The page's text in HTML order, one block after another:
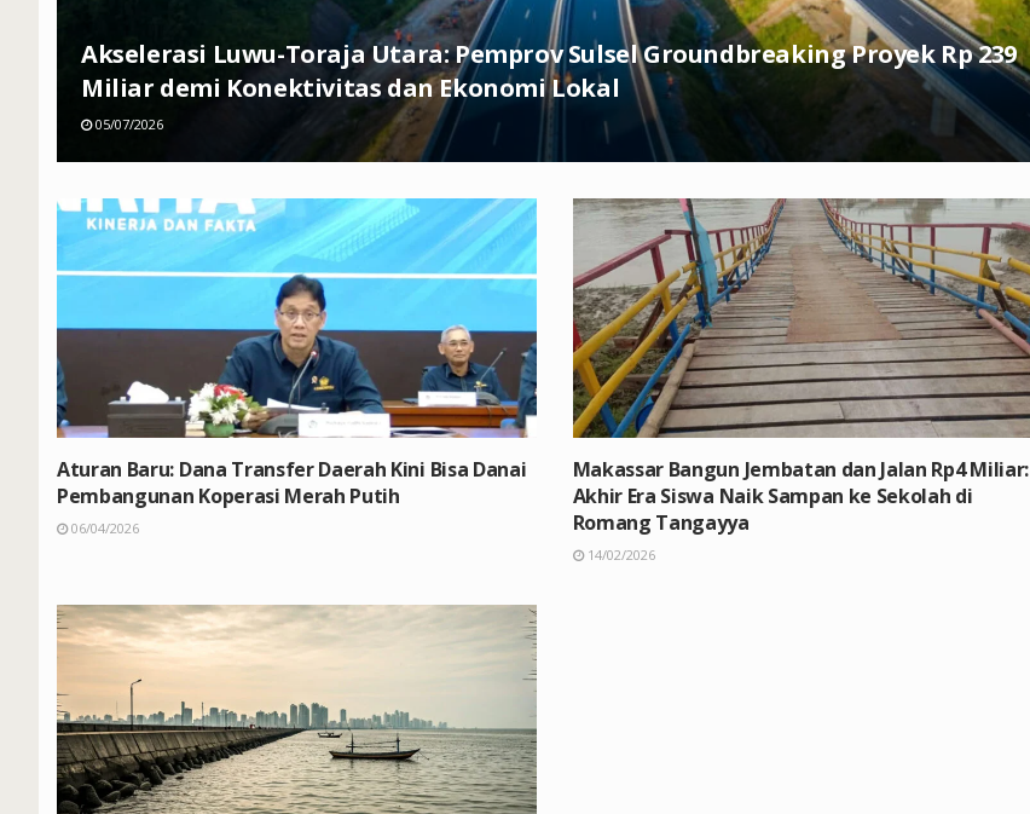
Akselerasi Luwu-Toraja Utara: Pemprov Sulsel Groundbreaking Proyek Rp 239
Miliar demi Konektivitas dan Ekonomi Lokal
05/07/2026
Aturan Baru: Dana Transfer Daerah Kini Bisa Danai
Pembangunan Koperasi Merah Putih
06/04/2026
Makassar Bangun Jembatan dan Jalan Rp4 Miliar:
Akhir Era Siswa Naik Sampan ke Sekolah di
Romang Tangayya
14/02/2026